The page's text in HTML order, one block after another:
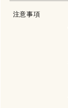
注意事項